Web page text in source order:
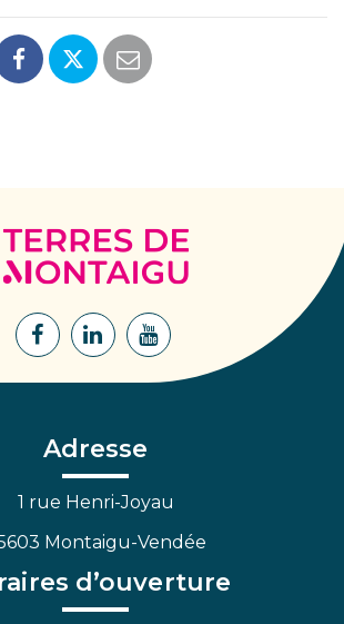
Terres
de
Lien
Facebook
Lien
Lien
Adresse
1 rue Henri-Joyau
Montaigu-Vendée
d’ouverture